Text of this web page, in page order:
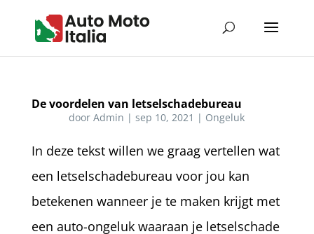
De voordelen van letselschadebureau
doorAdmin |sep 10, 2021 | Ongeluk
In deze tekst willen we graag vertellen wat
een letselschadebureau voor jou kan
betekenen wanneer je te maken krijgt met
een auto-ongeluk waaraan je letselschade